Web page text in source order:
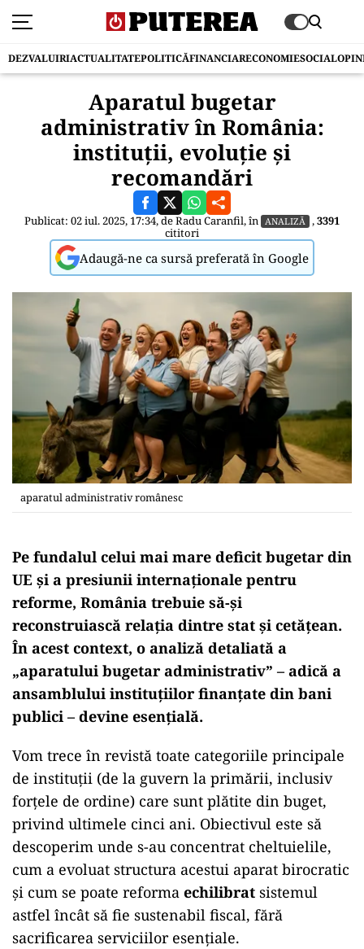
DEZVALUIRIACTUALITATEPOLITICĂFINANCIARECONOMIESOCIAL
Aparatul bugetar
administrativ în România:
instituţii, evoluţie şi
recomandări
Publicat: 02 iul. 2025, 17:34, deRadu Caranfil, în ANALIZĂ ,3391
cititori
Adaugă-ne ca sursă preferată în Google
aparatul administrativ românesc
Pe fundalul celui mai mare deficit bugetar din
UE şi a presiunii internaţionale pentru
reforme, România trebuie să-şi
reconstruiască relaţia dintre stat şi cetăţean.
În acest context, o analiză detaliată a
„aparatului bugetar administrativ” – adică a
ansamblului instituţiilor finanţate din bani
publici – devine esenţială.
Vom trece în revistă toate categoriile principale
de instituţii (de la guvern la primării, inclusiv
forţele de ordine) care sunt plătite din buget,
privind ultimele cinci ani. Obiectivul este să
descoperim unde s-au concentrat cheltuielile,
cum a evoluat structura acestui aparat birocratic
şi cum se poate reforma echilibrat sistemul
astfel încât să fie sustenabil fiscal, fără
sacrificarea serviciilor esenţiale.